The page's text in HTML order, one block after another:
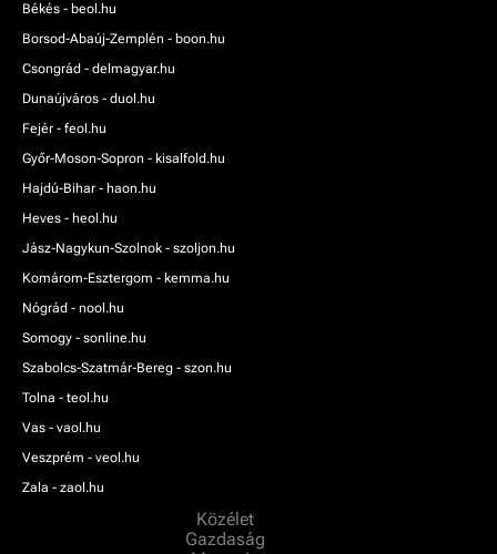
Békés - beol.hu
Borsod-Abaúj-Zemplén - boon.hu
Csongrád - delmagyar.hu
Dunaújváros - duol.hu
Fejér - feol.hu
Győr-Moson-Sopron - kisalfold.hu
Hajdú-Bihar - haon.hu
Heves - heol.hu
Jász-Nagykun-Szolnok - szoljon.hu
Komárom-Esztergom - kemma.hu
Nógrád - nool.hu
Somogy - sonline.hu
Szabolcs-Szatmár-Bereg - szon.hu
Tolna - teol.hu
Vas - vaol.hu
Veszprém - veol.hu
Zala - zaol.hu
Közélet
Gazdaság